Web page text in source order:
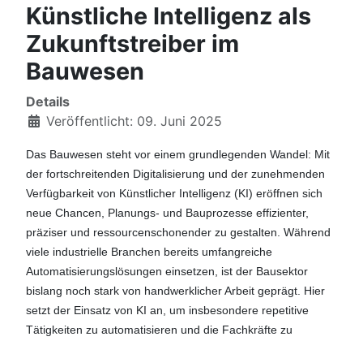
Künstliche Intelligenz als
Zukunftstreiber im
Bauwesen
Details
Veröffentlicht: 09. Juni 2025
Das Bauwesen steht vor einem grundlegenden Wandel: Mit
der fortschreitenden Digitalisierung und der zunehmenden
Verfügbarkeit von Künstlicher Intelligenz (KI) eröffnen sich
neue Chancen, Planungs- und Bauprozesse effizienter,
präziser und ressourcenschonender zu gestalten. Während
viele industrielle Branchen bereits umfangreiche
Automatisierungslösungen einsetzen, ist der Bausektor
bislang noch stark von handwerklicher Arbeit geprägt. Hier
setzt der Einsatz von KI an, um insbesondere repetitive
Tätigkeiten zu automatisieren und die Fachkräfte zu